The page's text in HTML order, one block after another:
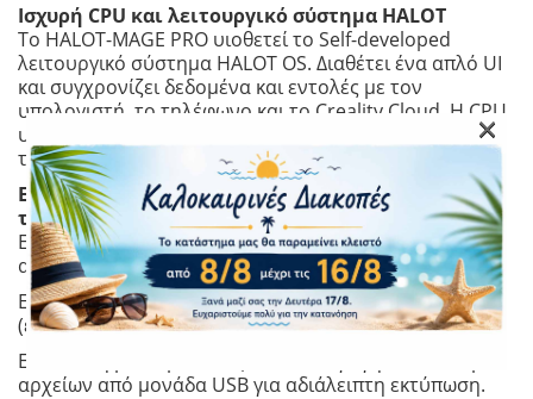
Ισχυρή CPU και λειτουργικό σύστημα HALOT
Το HALOT-MAGE PRO υιοθετεί το Self-developed
λειτουργικό σύστημα HALOT OS. Διαθέτει ένα απλό UI
και συγχρονίζει δεδομένα και εντολές με τον
υπολογιστή, το τηλέφωνο και το Creality Cloud. Η CPU
υψηλής απόδοσης τροφοδοτεί την εκτύπωση υψηλής
ταχύτητας με ευκολία.
Εκτύπωση και παρακολούθηση οπουδήποτε με
την έξυπνη συνδεσιμότητα
Εκτύπωση στο Cloud: Ελέγξτε ή παρακολουθήστε εξ
αποστάσεως από το Creality Cloud APP ή το WEB.
Εκτύπωση LAN: Δώστε εντολή από έναν υπολογιστή
(εγκατεστημένο με το HALOT BOX) στο ίδιο LAN.
Εκτύπωση μέσω μονάδας USB: Εισαγωγή εκτυπώσιμων
αρχείων από μονάδα USB για αδιάλειπτη εκτύπωση.
×